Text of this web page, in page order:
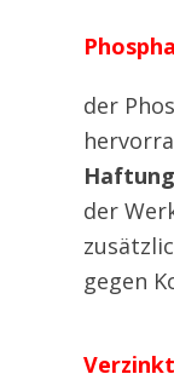
der
Haftung
der
gegen